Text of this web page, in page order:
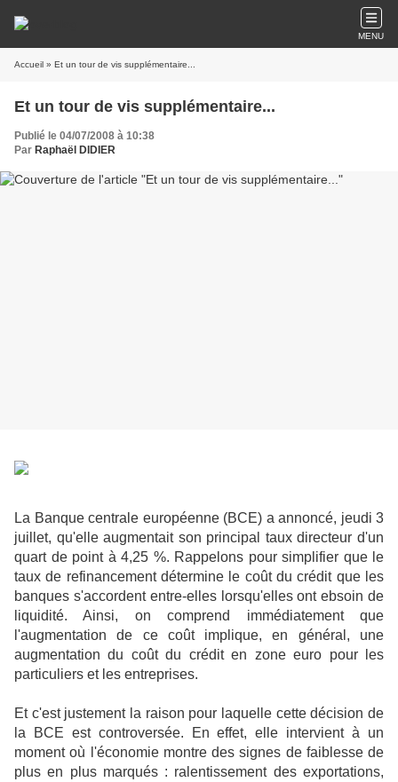
MENU
Accueil » Et un tour de vis supplémentaire...
Et un tour de vis supplémentaire...
Publié le 04/07/2008 à 10:38
Par Raphaël DIDIER
La Banque centrale européenne (BCE) a annoncé, jeudi 3
juillet, qu'elle augmentait son principal taux directeur d'un
quart de point à 4,25 %. Rappelons pour simplifier que le
taux de refinancement détermine le coût du crédit que les
banques s'accordent entre-elles lorsqu'elles ont ebsoin de
liquidité. Ainsi, on comprend immédiatement que
l'augmentation de ce coût implique, en général, une
augmentation du coût du crédit en zone euro pour les
particuliers et les entreprises.
Et c'est justement la raison pour laquelle cette décision de
la BCE est controversée. En effet, elle intervient à un
moment où l'économie montre des signes de faiblesse de
plus en plus marqués : ralentissement des exportations,